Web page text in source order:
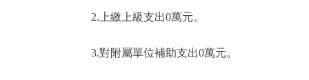
2.上繳上級支出0萬元。
3.對附屬單位補助支出0萬元。